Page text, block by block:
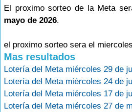
El proximo sorteo de la Meta
mayo de 2026.
el proximo sorteo sera el
Mas resultados
Lotería del Meta miércoles 29 de
Lotería del Meta miércoles 24 de
Lotería del Meta miércoles 17 de
Lotería del Meta miércoles 27 de